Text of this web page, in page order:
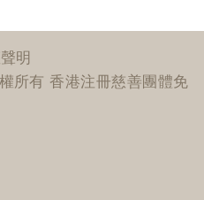
明
所有 香港注冊慈善團體免